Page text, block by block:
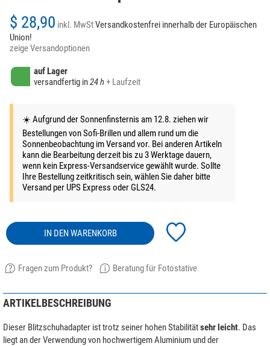
$ 28,90 inkl. MwStVersandkostenfrei innerhalb der Europäischen
Union!
zeige Versandoptionen
auf Lager
versandfertig in24 h+ Laufzeit
☀️ Aufgrund der Sonnenfinsternis am 12.8. ziehen wir
Bestellungen von Sofi-Brillen und allem rund um die
Sonnenbeobachtung im Versand vor. Bei anderen Artikeln
kann die Bearbeitung derzeit bis zu 3 Werktage dauern,
wenn kein Express-Versandservice gewählt wurde. Sollte
Ihre Bestellung zeitkritisch sein, wählen Sie daher bitte
Versand per UPS Express oder GLS24.
IN DEN WARENKORB
Fragen zum Produkt? Beratung für Fotostative
ARTIKELBESCHREIBUNG
Dieser Blitzschuhadapter ist trotz seiner hohen Stabilitätsehr leicht. Das
liegt an der Verwendung von hochwertigem Aluminium und der